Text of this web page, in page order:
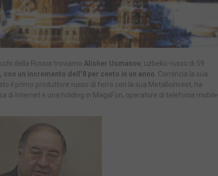
della Russia troviamo Alisher Usmanov, uzbeko-russo di 59
un incremento dell’8 per cento in un anno . Comincia la sua
il primo produttore russo di ferro con la sua Metalloinvest, ha
di Internet e una holding in MagaFon, operatore di telefonia mobile